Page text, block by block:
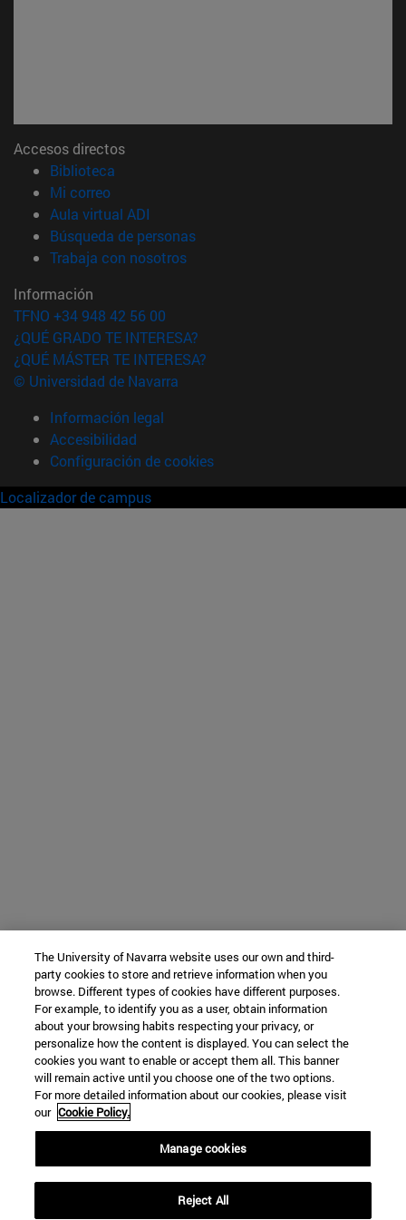
Accesos directos
Biblioteca
Mi correo(abre en nueva ventana)
Aula virtual ADI
Búsqueda de personas(abre en nueva ventana)
Trabaja con nosotros(abre en nueva ventana)
Información
TFNO +34 948 42 56 00
¿QUÉ GRADO TE INTERESA?
¿QUÉ MÁSTER TE INTERESA?
© Universidad de Navarra
Información legal
Accesibilidad
Configuración de cookies
Localizador de campus
The University of Navarra website uses our own and third-
party cookies to store and retrieve information when you
browse. Different types of cookies have different purposes.
For example, to identify you as a user, obtain information
about your browsing habits respecting your privacy, or
personalize how the content is displayed. You can select the
cookies you want to enable or accept them all. This banner
will remain active until you choose one of the two options.
For more detailed information about our cookies, please visit
our Cookie Policy.
Manage cookies
Reject All